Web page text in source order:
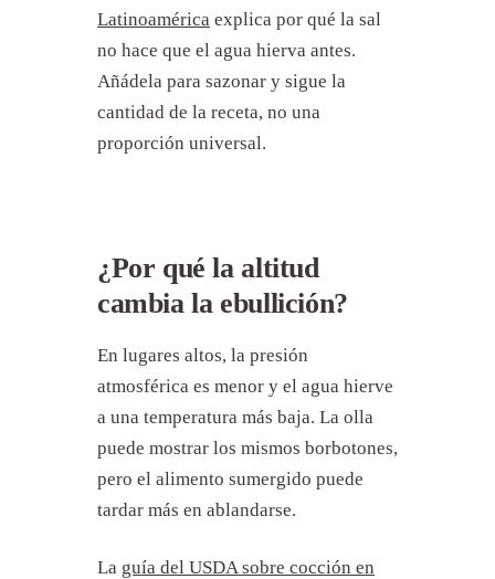
Latinoamérica explica por qué la sal
no hace que el agua hierva antes.
Añádela para sazonar y sigue la
cantidad de la receta, no una
proporción universal.
¿Por qué la altitud
cambia la ebullición?
En lugares altos, la presión
atmosférica es menor y el agua hierve
a una temperatura más baja. La olla
puede mostrar los mismos borbotones,
pero el alimento sumergido puede
tardar más en ablandarse.
La guía del USDA sobre cocción en